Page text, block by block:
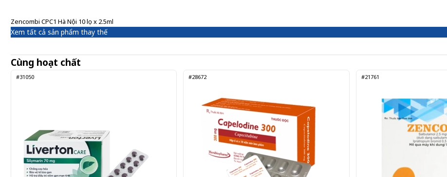
Zencombi CPC1 Hà Nội 10 lọ x 2.5ml
Xem tất cả sản phẩm thay thế
Cùng hoạt chất
#31050 #28672 #21761